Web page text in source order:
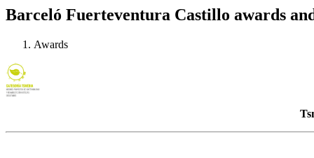
Barceló Fuerteventura Castillo awards
Awards